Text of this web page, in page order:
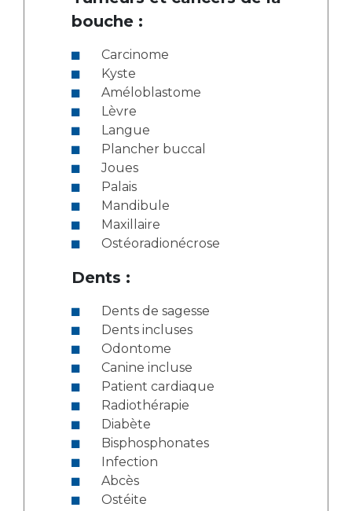
bouche :
Carcinome
Kyste
Améloblastome
Lèvre
Langue
Plancher buccal
Joues
Palais
Mandibule
Maxillaire
Ostéoradionécrose
Dents :
Dents de sagesse
Dents incluses
Odontome
Canine incluse
Patient cardiaque
Radiothérapie
Diabète
Bisphosphonates
Infection
Abcès
Ostéite